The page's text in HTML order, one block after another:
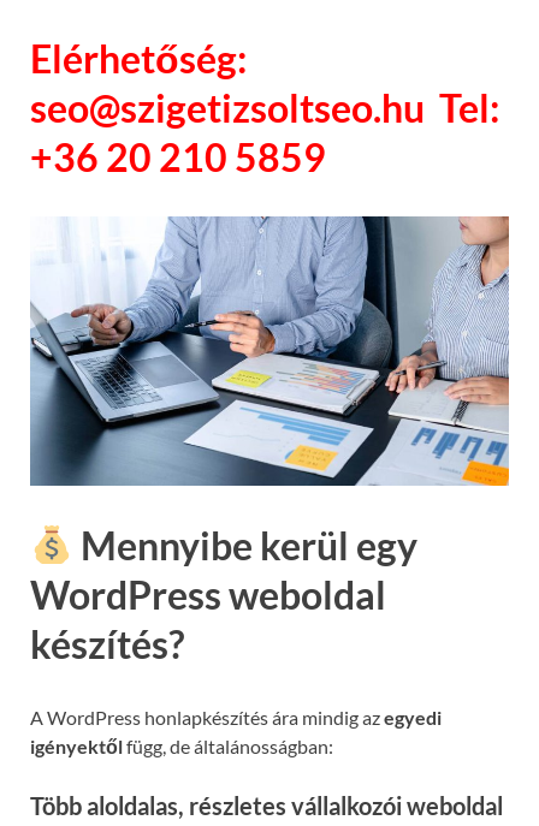
Elérhetőség:
seo@szigetizsoltseo.hu Tel:
+36 20 210 5859
Mennyibe kerül egy
WordPress weboldal
készítés?
A WordPress honlapkészítés ára mindig azegyedi
igényektőlfügg, de általánosságban:
Több aloldalas, részletes vállalkozói weboldal